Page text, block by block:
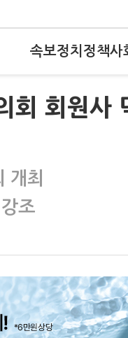
속보정치 정책사
회 회원
개최
조